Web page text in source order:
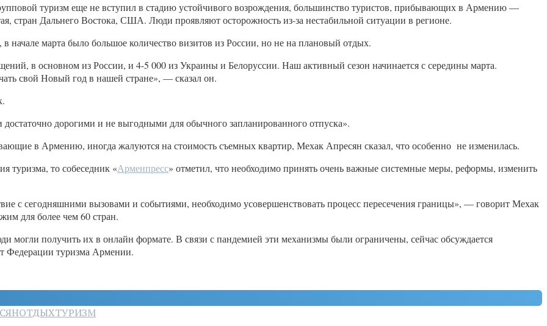
туризм еще не вступил в стадию устойчивого возрождения, большинство туристов, прибывающих в Армению —
стран Дальнего Востока, США. Люди проявляют осторожность из-за нестабильной ситуации в регионе.
начале марта было большое количество визитов из России, но не на плановый отдых.
в основном из России, и 4-5 000 из Украины и Белоруссии. Наш активный сезон начинается с середины марта.
свой Новый год в нашей стране», — сказал он.
дорогими и не выгодными для обычного запланированного отпуска».
в Армению, иногда жалуются на стоимость съемных квартир, Мехак Апресян сказал, что особенно не изменилась.
туризма, то собеседник «Арменпресс» отметил, что необходимо принять очень важные системные меры, реформы, изменить
с сегодняшними вызовами и событиями, необходимо усовершенствовать процесс пересечения границы», — говорит Мехак
для более чем 60 стран.
могли получить их в онлайн формате. В связи с пандемией эти механизмы были ограничены, сейчас обсуждается
Федерации туризма Армении.
ОТДЫХТУРИЗМ